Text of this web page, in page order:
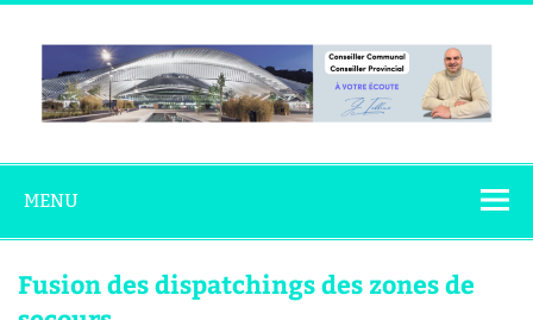
Skip
content
Tabbone
MENU
Fusion des dispatchings des zones de